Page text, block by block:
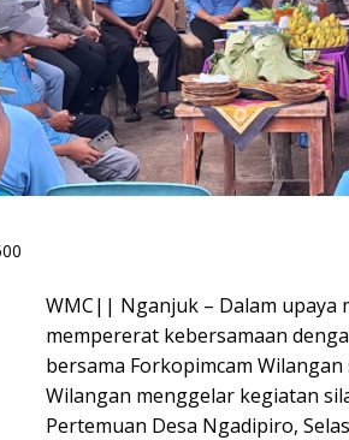
WMC|| Nganjuk – Dalam upaya
mempererat kebersamaan
bersama Forkopimcam
Wilangan menggelar kegiatan
Pertemuan Desa Ngadipiro,